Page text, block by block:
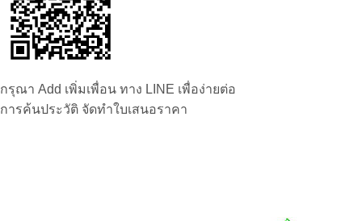
กรุณา Add เพิ่มเพื่อน ทาง LINE เพื่อง่ายต่อ
การค้นประวัติ จัดทำใบเสนอราคา